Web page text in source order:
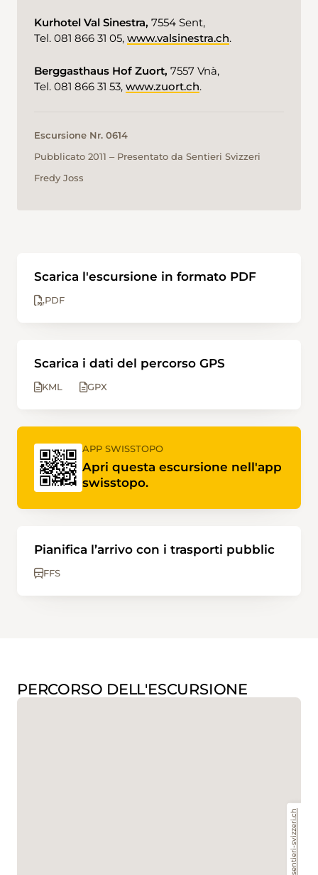
Kurhotel Val Sinestra, 7554 Sent,
Tel. 081 866 31 05, www.valsinestra.ch.
Berggasthaus Hof Zuort, 7557 Vnà,
Tel. 081 866 31 53, www.zuort.ch.
Escursione Nr. 0614
Pubblicato 2011 ‒ Presentato da Sentieri Svizzeri
Fredy Joss
Scarica l'escursione in formato PDF
PDF
Scarica i dati del percorso GPS
KML GPX
APP SWISSTOPO
Apri questa escursione nell'app
swisstopo.
Pianifica l’arrivo con i trasporti pubblic
FFS
PERCORSO DELL'ESCURSIONE
www.sentieri-svizzeri.ch